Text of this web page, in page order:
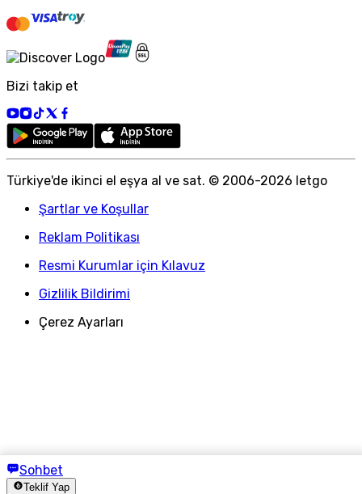
Sohbet
Teklif Yap
Bizi takip et
Türkiye'de ikinci el eşya al ve sat. © 2006-2026 letgo
Şartlar ve Koşullar
Reklam Politikası
Resmi Kurumlar için Kılavuz
Gizlilik Bildirimi
Çerez Ayarları